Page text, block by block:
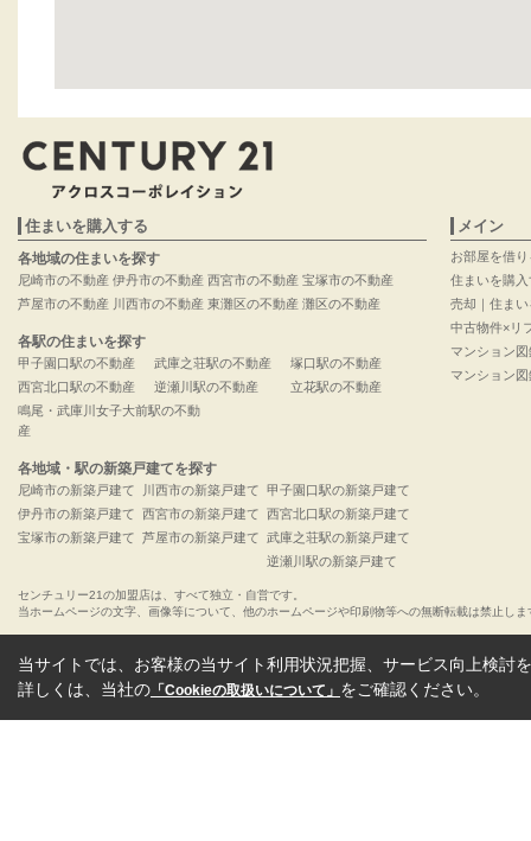
住まいを購入する
各地域の住まいを探す
尼崎市の不動産
芦屋市の不動産
伊丹市の不動産
川西市の不動産
西宮市の不動産
東灘区の不動産
宝塚市の不動産
灘区の不動産
各駅の住まいを探す
甲子園口駅の不動産
西宮北口駅の不動産
武庫之荘駅の不動産
逆瀬川駅の不動産
塚口駅の不動産
立花駅の不動産
鳴尾・武庫川女子大前駅の不動
産
各地域・駅の新築戸建てを探す
尼崎市の新築戸建て
伊丹市の新築戸建て
宝塚市の新築戸建て
川西市の新築戸建て
西宮市の新築戸建て
芦屋市の新築戸建て
甲子園口駅の新築戸建て
西宮北口駅の新築戸建て
武庫之荘駅の新築戸建て
逆瀬川駅の新築戸建て
メイン
お部屋を借り
住まいを購入
売却｜住ま
中古物件×リ
マンション
マンション
センチュリー21の加盟店は、すべて独立・自営です。
当ホームページの文字、画像等について、他のホームページや印刷物等への無断転載は禁止しま
当サイトでは、お客様の当サイト利用状況把握、サービス向上検討
詳しくは、当社の 「Cookieの取扱いについて」 をご確認ください。